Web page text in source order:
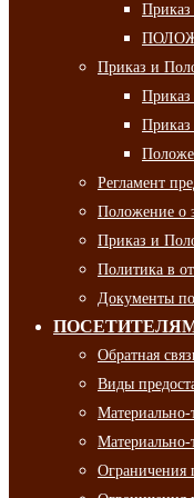
Приказ и
Приказ
Приказ
Регламент
Положение о
Приказ и
Политика в
Документы по
Обратная
Виды
Ограничения